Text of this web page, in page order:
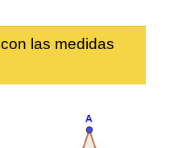
con las medidas